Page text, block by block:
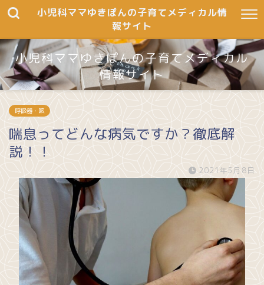
小児科ママゆきぽんの子育てメディカル情
報サイト
小児科ママゆきぽんの子育てメディカル
情報サイト
To Be Happy and Healthy
呼吸器・咳
喘息ってどんな病気ですか？徹底解
説！！
2021年5月8日